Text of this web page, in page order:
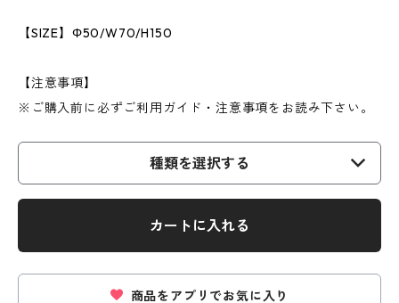
【SIZE】Φ50/W70/H150
【注意事項】
※ご購入前に必ずご利用ガイド・注意事項をお読み下さい。
種類を選択する
カートに入れる
商品をアプリでお気に入り